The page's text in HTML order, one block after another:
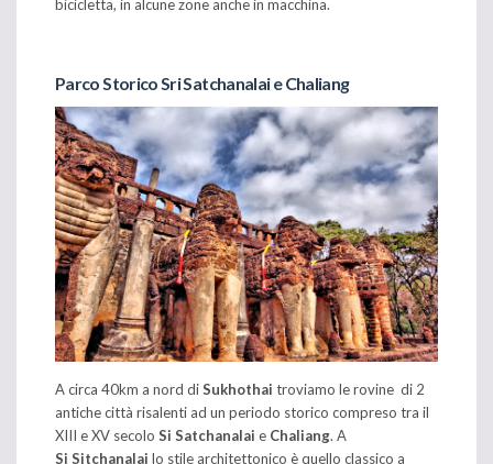
bicicletta, in alcune zone anche in macchina.
Parco Storico Sri Satchanalai e Chaliang
A circa 40km a nord diSukhothai troviamo le rovine di 2
antiche città risalenti ad un periodo storico compreso tra il
XIII e XV secolo Si Satchanalai e Chaliang. A
Si Sitchanalai lo stile architettonico è quello classico a